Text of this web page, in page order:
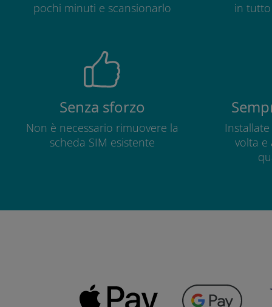
pochi minuti e scansionarlo
in
Senza sforzo
Non è necessario rimuovere la
scheda SIM esistente
volta e